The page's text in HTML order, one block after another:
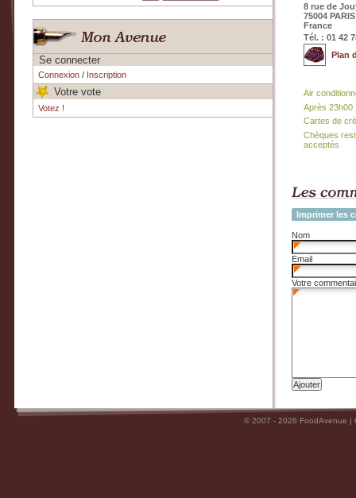
Se connecter
Connexion/ Inscription
Votre vote
Votez !
8 rue de
75004 PARIS
France
Tél. : 01 42
Plan
Air
Après 23h00
Cartes de
Chèques
acceptés
Imprimer les
Nom
Email
Votre
© 2007 - 2026 FoodAvenue |